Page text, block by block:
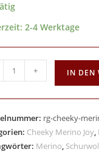
2-4 Werktage
+ IN DEN
rg-cheeky-
Cheeky Merino Joy,
Merino,